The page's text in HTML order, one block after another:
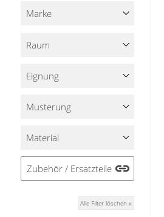
Stoffe
Marke
Raum
Eignung
Musterung
Material
Zubehör / Ersatzteile
Alle Filter löschen x